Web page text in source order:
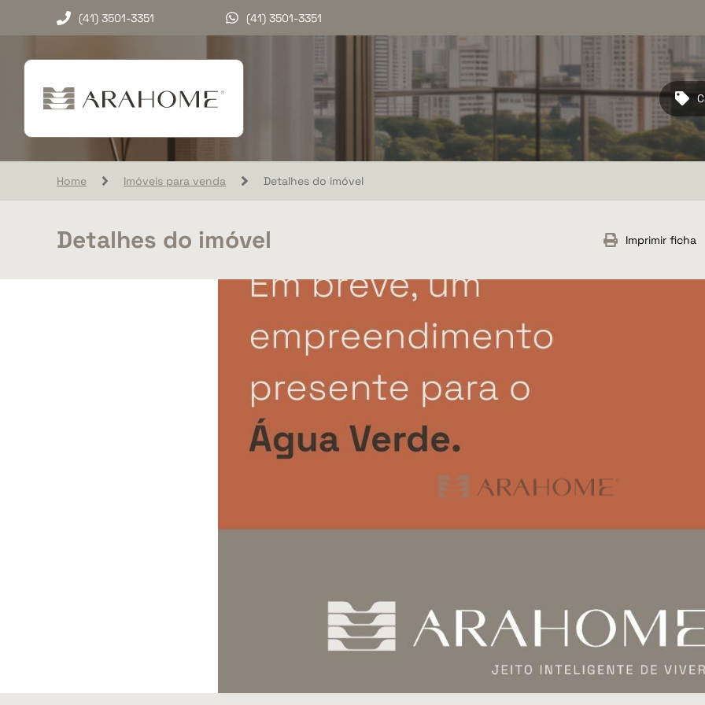
(41) 3501-3351 (41) 3501-3351
Home Imóveis para venda Detalhes do imóvel
Detalhes do imóvel Imprimir ficha